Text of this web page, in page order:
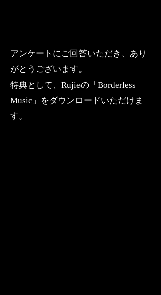
アンケートにご回答いただき、あり
がとうございます。
特典として、Rujieの「Borderless
Music」をダウンロードいただけま
す。